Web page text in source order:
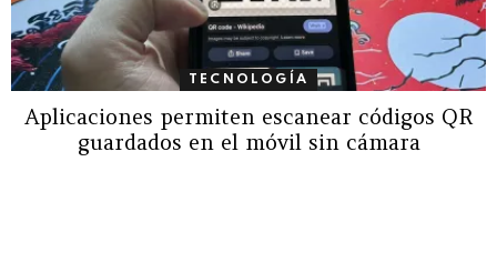
TECNOLOGÍA
Aplicaciones permiten escanear códigos QR
guardados en el móvil sin cámara